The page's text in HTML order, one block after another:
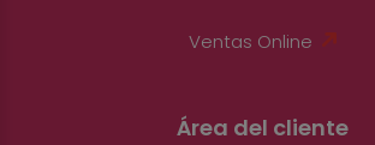
Ventas Online
Área del cliente